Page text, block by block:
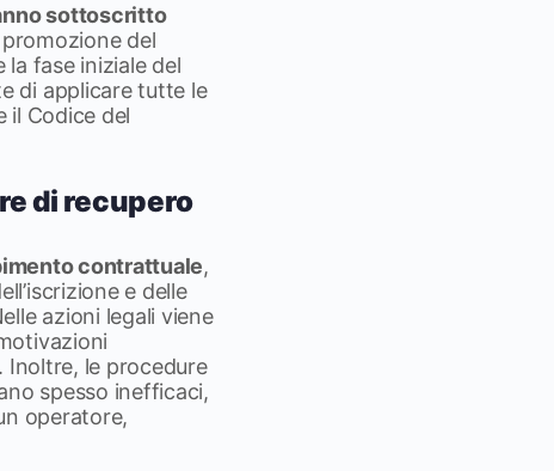
sottoscritto
del
fase iniziale del
di applicare tutte le
il Codice del
di recupero
contrattuale,
e delle
azioni legali viene
Inoltre, le procedure
spesso inefficaci,
operatore,